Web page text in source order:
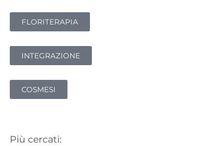
FLORITERAPIA
INTEGRAZIONE
COSMESI
Più cercati: